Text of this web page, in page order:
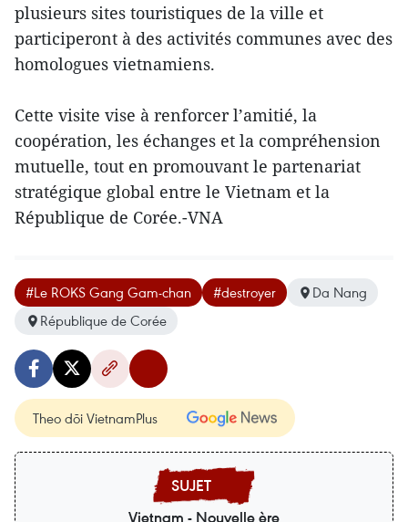
plusieurs sites touristiques de la ville et
participeront à des activités communes avec des
homologues vietnamiens.
Cette visite vise à renforcer l’amitié, la
coopération, les échanges et la compréhension
mutuelle, tout en promouvant le partenariat
stratégique global entre le Vietnam et la
République de Corée.-VNA
#Le ROKS Gang Gam-chan #destroyer
Da Nang
République de Corée
Theo dõi VietnamPlus
Vietnam - Nouvelle ère